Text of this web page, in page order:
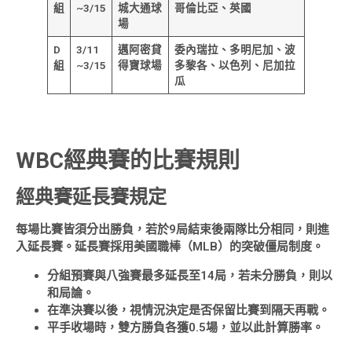
組
~3/15
城大通球
場
哥倫比亞、英國
D
組
3/11
~3/15
邁阿密貸
得寶球場
委內瑞拉、多明尼加、波
多黎各、以色列、尼加拉
瓜
WBC經典賽的比賽規則
經典賽延長賽規定
每場比賽皆須分出勝負，若於9局結束後兩隊比分相同，則進
入延長賽。延長賽採用美國職棒（MLB）的突破僵局制度。
分組預賽與八強賽最多延長至14局，若未分勝負，則以
和局論。
在準決賽以後，視情況決定是否保留比賽到隔天再戰。
平手收場時，雙方勝負各獲0.5場，並以此計算勝率。